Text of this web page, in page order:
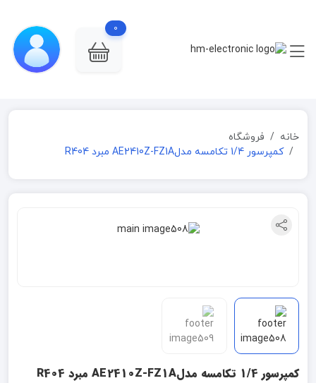
0
خانه
فروشگاه
کمپرسور 1/4 تکامسه مدلAE2410Z-FZ1A مبرد R404
کمپرسور 1/4 تکامسه مدلAE2410Z-FZ1A مبرد R404